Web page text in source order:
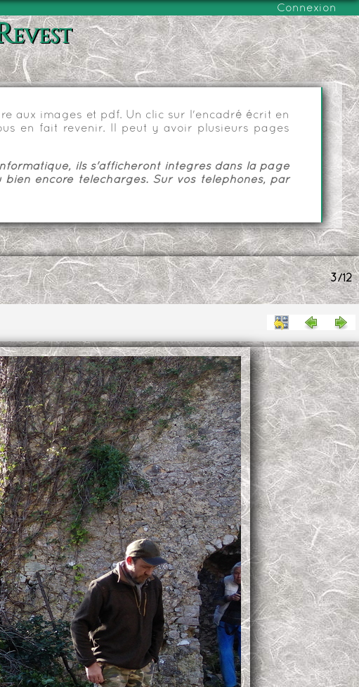
Connexion
aux images et pdf. Un clic sur l'encadré écrit en
en fait revenir. Il peut y avoir plusieurs pages
ils s'afficheront intégrés dans la page
encore téléchargés. Sur vos téléphones, par
3/12